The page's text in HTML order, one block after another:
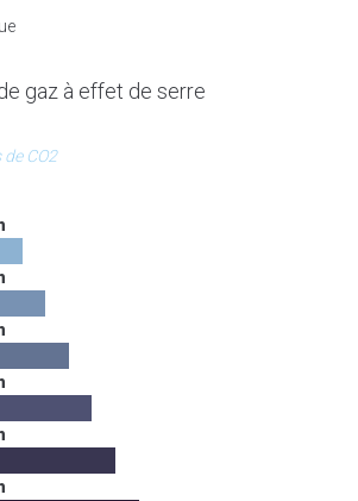
gaz à effet de serre
CO2